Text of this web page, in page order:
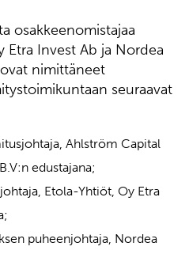
osakkeenomistajaa
Etra Invest Ab ja Nordea
nimittäneet
seuraavat
Ahlström Capital
edustajana;
Etola-Yhtiöt, Oy Etra
puheenjohtaja, Nordea